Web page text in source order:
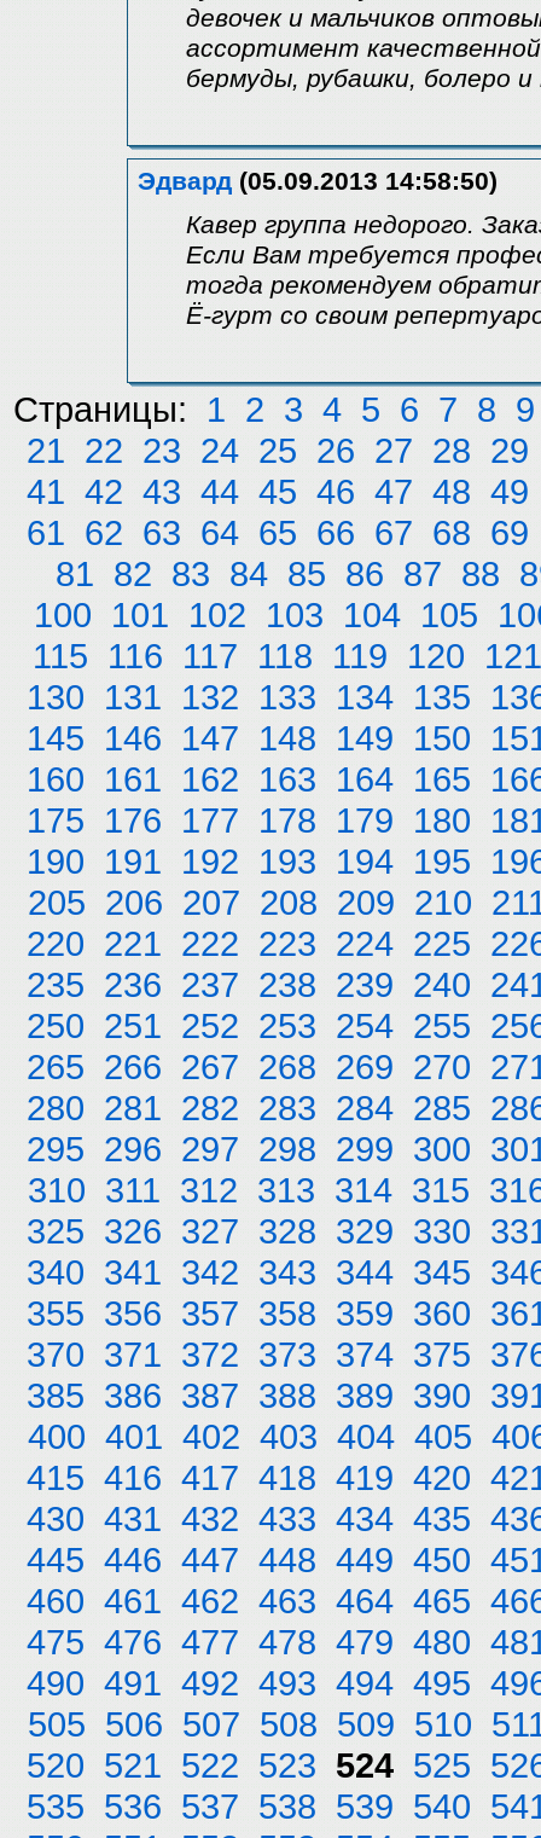
девочек и мальчиков
ассортимент
бермуды, рубашки, болеро и
Эдвард (05.09.2013 14:58:50)
Кавер группа недорого.
Если Вам требуется
тогда рекомендуем
Ё-гурт со своим
Страницы: 1 2 3 4 5 6 7 8 9
21 22 23 24 25 26 27 28 29
41 42 43 44 45 46 47 48 49
61 62 63 64 65 66 67 68 69
81 82 83 84 85 86 87 88
100 101 102 103 104 105
115 116 117 118 119 120 121
130 131 132 133 134 135
145 146 147 148 149 150
160 161 162 163 164 165
175 176 177 178 179 180
190 191 192 193 194 195
205 206 207 208 209 210
220 221 222 223 224 225
235 236 237 238 239 240
250 251 252 253 254 255
265 266 267 268 269 270
280 281 282 283 284 285
295 296 297 298 299 300
310 311 312 313 314 315
325 326 327 328 329 330
340 341 342 343 344 345
355 356 357 358 359 360
370 371 372 373 374 375
385 386 387 388 389 390
400 401 402 403 404 405
415 416 417 418 419 420
430 431 432 433 434 435
445 446 447 448 449 450
460 461 462 463 464 465
475 476 477 478 479 480
490 491 492 493 494 495
505 506 507 508 509 510
520 521 522 523 524 525
535 536 537 538 539 540